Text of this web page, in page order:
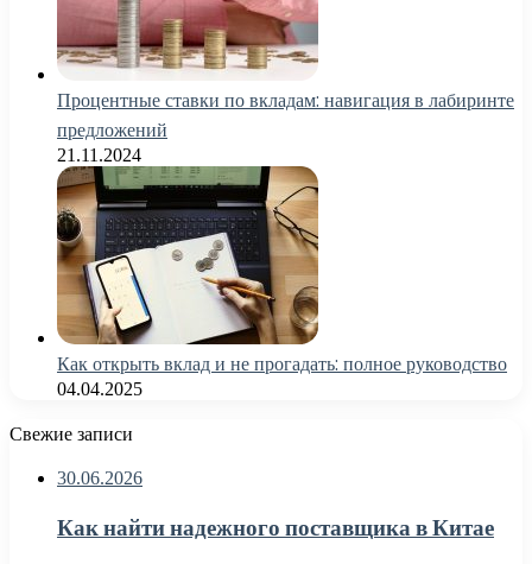
Процентные ставки по вкладам: навигация в лабиринте
предложений
21.11.2024
Как открыть вклад и не прогадать: полное руководство
04.04.2025
Свежие записи
30.06.2026
Как найти надежного поставщика в Китае